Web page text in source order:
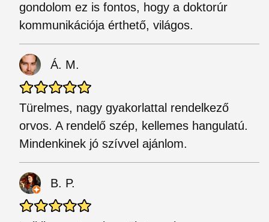
gondolom ez is fontos, hogy a doktorúr
kommunikációja érthető, világos.
Á. M.
Türelmes, nagy gyakorlattal rendelkező
orvos. A rendelő szép, kellemes hangulatú.
Mindenkinek jó szívvel ajánlom.
B. P.